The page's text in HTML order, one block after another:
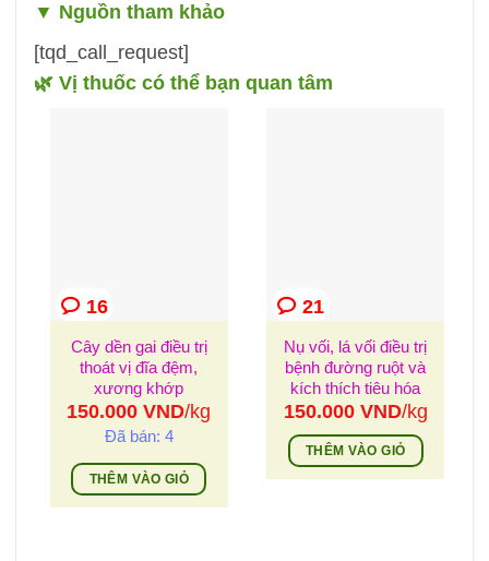
▼ Nguồn tham khảo
[tqd_call_request]
🌿 Vị thuốc có thể bạn quan tâm
16
Cây dền gai điều trị
thoát vị đĩa đệm,
xương khớp
150.000VND/kg
Đã bán: 4
THÊM VÀO GIỎ
21
Nụ vối, lá vối điều trị
bệnh đường ruột và
kích thích tiêu hóa
150.000 VND/kg
THÊM VÀO GIỎ